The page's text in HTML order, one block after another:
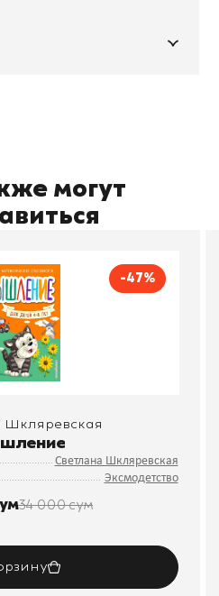
могут
-47%
Шкляревская
Светлана Шкляревская
Эксмодетство
34 000 сум